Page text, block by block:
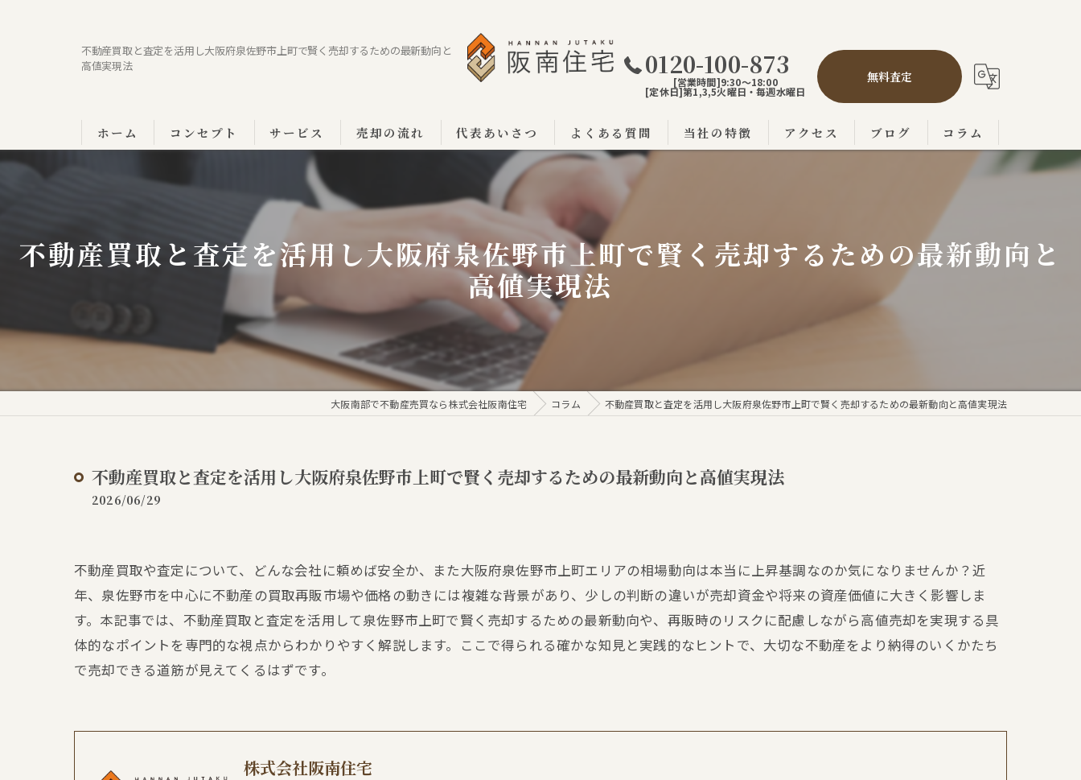
不動産買取と査定を活用し大阪府泉佐野市上町で賢く売却するための最新動向と
高値実現法
0120-100-873
[営業時間]9:30～18:00
[定休日]第1,3,5火曜日・毎週水曜日
無料査定
ホーム コンセプト サービス 売却の流れ 代表あいさつ よくある質問 当社の特徴
泉南市の不動産売買
アクセス ブログ コラム
不動産買取と査定を活用し大阪府泉佐野市上町で賢く売却するための最新動向と
高値実現法
大阪南部で不動産売買なら株式会社阪南住宅 コラム 不動産買取と査定を活用し大阪府泉佐野市上町で賢く売却するための最新動向と高値実現法
不動産買取と査定を活用し大阪府泉佐野市上町で賢く売却するための最新動向と高値実現法
2026/06/29
不動産買取や査定について、どんな会社に頼めば安全か、また大阪府泉佐野市上町エリアの相場動向は本当に上昇基調なのか気になりませんか？近
年、泉佐野市を中心に不動産の買取再販市場や価格の動きには複雑な背景があり、少しの判断の違いが売却資金や将来の資産価値に大きく影響しま
す。本記事では、不動産買取と査定を活用して泉佐野市上町で賢く売却するための最新動向や、再販時のリスクに配慮しながら高値売却を実現する具
体的なポイントを専門的な視点からわかりやすく解説します。ここで得られる確かな知見と実践的なヒントで、大切な不動産をより納得のいくかたち
で売却できる道筋が見えてくるはずです。
株式会社阪南住宅